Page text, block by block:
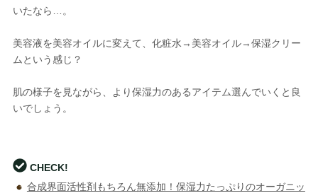
いたなら…。
美容液を美容オイルに変えて、化粧水→美容オイル→保湿クリー
ムという感じ？
肌の様子を見ながら、より保湿力のあるアイテム選んでいくと良
いでしょう。
CHECK!
合成界面活性剤もちろん無添加！保湿力たっぷりのオーガニッ